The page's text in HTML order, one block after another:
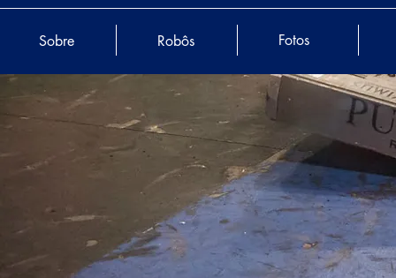
Fotos
Robôs
Sobre